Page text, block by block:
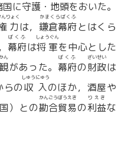
国に守護 ・ 地頭をおいた。
力
んりょく
は， 鎌倉幕府
かまくらばくふ
とはくら
幕府
ばくふ
は将軍
しょうぐん
を中心とした
かん
があった。 幕府
ばくふ
の財政
ざいせい
は
らの収入
しゅうにゅう
のほか，酒屋や
）との勘合貿易
かんごうぼうえき
の利益
りえき
な